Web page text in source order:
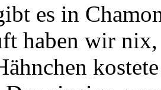
es in
haben wir